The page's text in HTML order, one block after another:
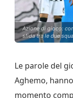
Azione di gioco:
sfida tra le due
Le parole del
Aghemo,
momento